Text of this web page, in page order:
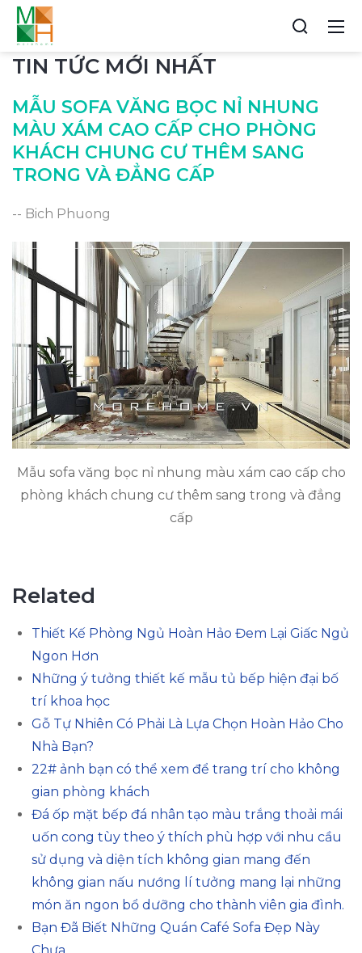
TIN TỨC MỚI NHẤT
MẪU SOFA VĂNG BỌC NỈ NHUNG
MÀU XÁM CAO CẤP CHO PHÒNG
KHÁCH CHUNG CƯ THÊM SANG
TRONG VÀ ĐẲNG CẤP
-- Bich Phuong
Mẫu sofa văng bọc nỉ nhung màu xám cao cấp cho
phòng khách chung cư thêm sang trong và đẳng
cấp
Related
Thiết Kế Phòng Ngủ Hoàn Hảo Đem Lại Giấc Ngủ
Ngon Hơn
Những ý tưởng thiết kế mẫu tủ bếp hiện đại bố
trí khoa học
Gỗ Tự Nhiên Có Phải Là Lựa Chọn Hoàn Hảo Cho
Nhà Bạn?
22# ảnh bạn có thể xem để trang trí cho không
gian phòng khách
Đá ốp mặt bếp đá nhân tạo màu trắng thoải mái
uốn cong tùy theo ý thích phù hợp với nhu cầu
sử dụng và diện tích không gian mang đến
không gian nấu nướng lí tưởng mang lại những
món ăn ngon bổ dưỡng cho thành viên gia đình.
Bạn Đã Biết Những Quán Café Sofa Đẹp Này